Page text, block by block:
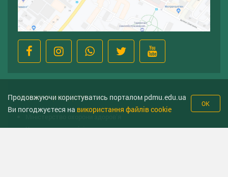
Корисні ресурси
Міністерство охорони здоров’я
Урядова гаряча лінія
Продовжуючи користуватись порталом pdmu.edu.ua
Ви погоджуєтеся на використання файлів cookie
OK